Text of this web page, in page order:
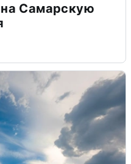
Самарскую